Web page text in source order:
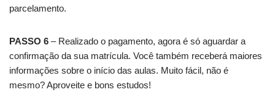
parcelamento.
PASSO 6 – Realizado o pagamento, agora é só aguardar a
confirmação da sua matrícula. Você também receberá maiores
informações sobre o início das aulas. Muito fácil, não é
mesmo? Aproveite e bons estudos!